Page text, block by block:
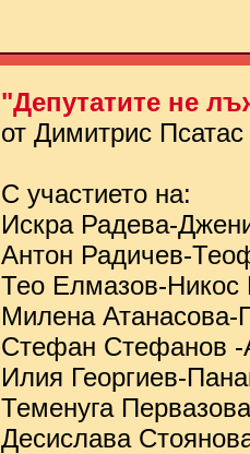
"Депутатите не
от Димитрис Псатас
С участието на:
Искра Радева-
Антон Радичев-
Тео Елмазов-Никос
Милена Атанасова-
Стефан Стефанов -
Илия Георгиев-
Теменуга
Десислава